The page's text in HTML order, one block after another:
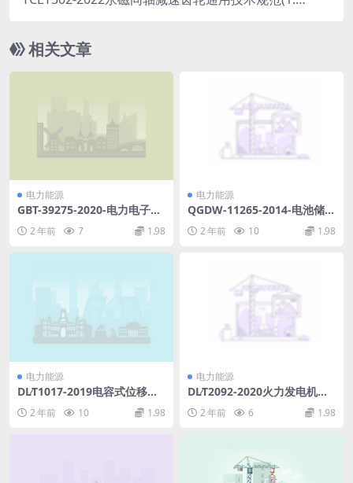
相关文章
电力能源
GBT-39275-2020-电力电子系
统和设备-有源馈电变流器-AIC
-应用的运行条件和特性.pdf
2 年前 7 1.98
电力能源
QGDW-11265-2014-电池储能
2 年前 10 1.98
电力能源
DL∕T1017-2019电容式位移计
2 年前 10 1.98
电力能源
DL∕T2092-2020火力发电机组
电气启动试验规程(14.4MB)p
df 2 年前 6 1.98